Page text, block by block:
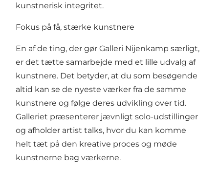
kunstnerisk integritet.
Fokus på få, stærke kunstnere
En af de ting, der gør Galleri Nijenkamp særligt,
er det tætte samarbejde med et lille udvalg af
kunstnere. Det betyder, at du som besøgende
altid kan se de nyeste værker fra de samme
kunstnere og følge deres udvikling over tid.
Galleriet præsenterer jævnligt solo-udstillinger
og afholder artist talks, hvor du kan komme
helt tæt på den kreative proces og møde
kunstnerne bag værkerne.